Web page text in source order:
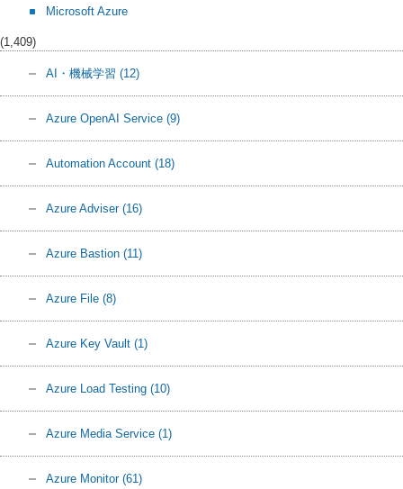
Microsoft Azure
(1,409)
AI・機械学習 (12)
Azure OpenAI Service (9)
Automation Account (18)
Azure Adviser (16)
Azure Bastion (11)
Azure File (8)
Azure Key Vault (1)
Azure Load Testing (10)
Azure Media Service (1)
Azure Monitor (61)